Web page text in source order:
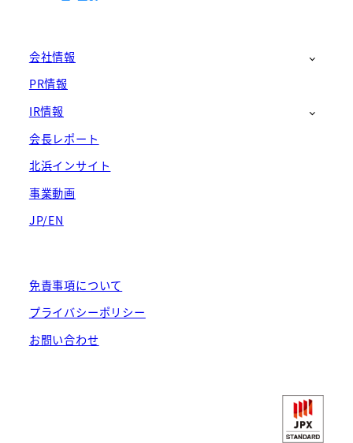
会社情報
PR情報
IR情報
会長レポート
北浜インサイト
事業動画
JP/EN
免責事項について
プライバシーポリシー
お問い合わせ